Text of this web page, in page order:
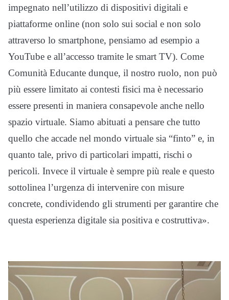
impegnato nell’utilizzo di dispositivi digitali e
piattaforme online (non solo sui social e non solo
attraverso lo smartphone, pensiamo ad esempio a
YouTube e all’accesso tramite le smart TV). Come
Comunità Educante dunque, il nostro ruolo, non può
più essere limitato ai contesti fisici ma è necessario
essere presenti in maniera consapevole anche nello
spazio virtuale. Siamo abituati a pensare che tutto
quello che accade nel mondo virtuale sia “finto” e, in
quanto tale, privo di particolari impatti, rischi o
pericoli. Invece il virtuale è sempre più reale e questo
sottolinea l’urgenza di intervenire con misure
concrete, condividendo gli strumenti per garantire che
questa esperienza digitale sia positiva e costruttiva».